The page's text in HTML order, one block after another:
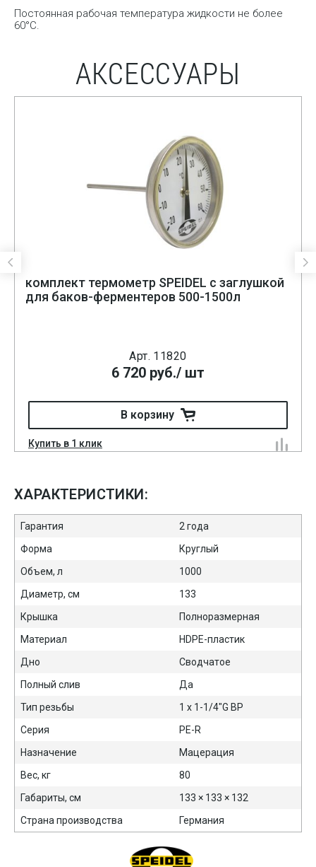
Постоянная рабочая температура жидкости не более
60°C.
АКСЕССУАРЫ
комплект термометр SPEIDEL с заглушкой
для баков-ферментеров 500-1500л
Арт. 11820
6 720 руб./ шт
В корзину
Купить в 1 клик
ХАРАКТЕРИСТИКИ:
Гарантия
2 года
Форма
Круглый
Объем, л
1000
Диаметр, см
133
Крышка
Полноразмерная
Материал
HDPE-пластик
Дно
Сводчатое
Полный слив
Да
Тип резьбы
1 х 1-1/4"G ВР
Серия
PE-R
Назначение
Мацерация
Вес, кг
80
Габариты, см
133 × 133 × 132
Страна производства
Германия